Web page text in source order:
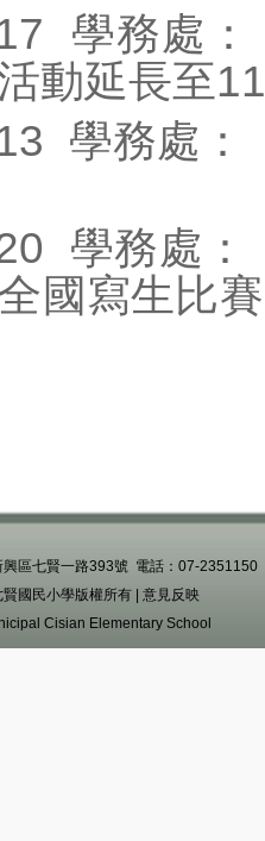
學務處
動延長至
學務處：
學務處：
國寫生比
興區七賢一路393號 電話：07-
國民小學版權所有 | 意見反映
Cisian Elementary School